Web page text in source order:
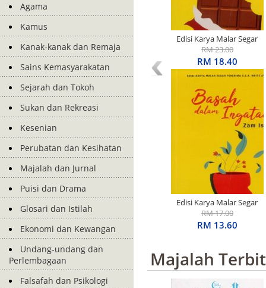
Agama
Kamus
Kanak-kanak dan Remaja
Sains Kemasyarakatan
Sejarah dan Tokoh
Sukan dan Rekreasi
Kesenian
Perubatan dan Kesihatan
Majalah dan Jurnal
Puisi dan Drama
Glosari dan Istilah
Ekonomi dan Kewangan
Undang-undang dan
Perlembagaan
Falsafah dan Psikologi
Edisi Karya Malar Segar
Penerima S.E.A. Write
Award: Kumpulan Cerpen:
Dan Coklat Mengalir Dari
Ruang Buncah
RM 23.00
RM 18.40
Edisi Karya Malar Segar
Penerima S.E.A. Write
Award: Basah Dalam
RM 17.00
RM 13.60
Majalah